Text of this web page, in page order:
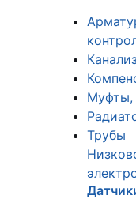
Муфты,
Трубы